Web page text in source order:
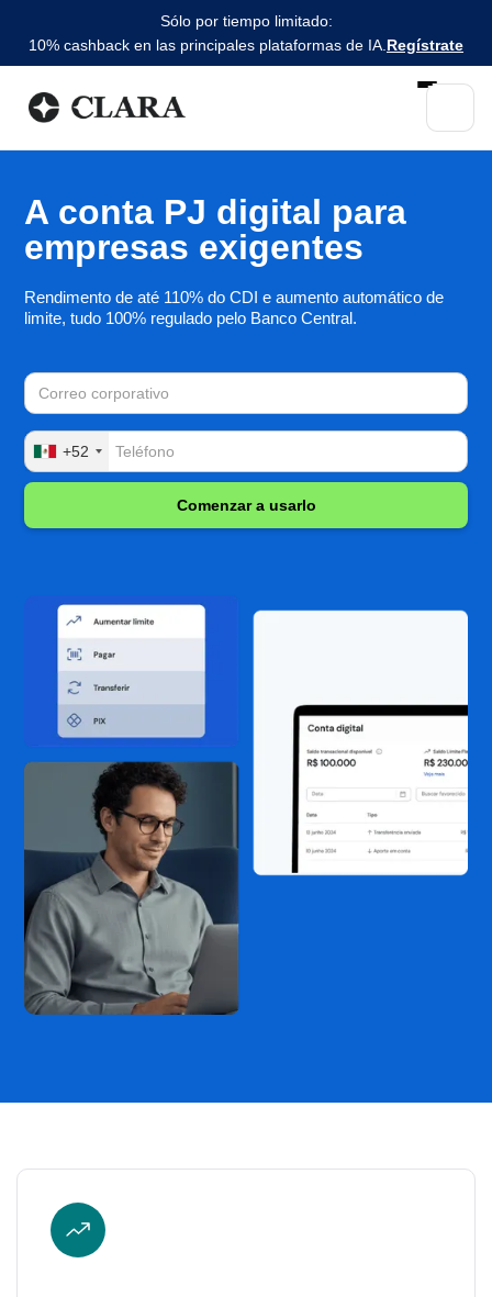
Sólo por tiempo limitado:
10% cashback en las principales plataformas de IA. Regístrate
A conta PJ digital para
empresas exigentes
Rendimento de até 110% do CDI e aumento automático de
limite, tudo 100% regulado pelo Banco Central.
+52